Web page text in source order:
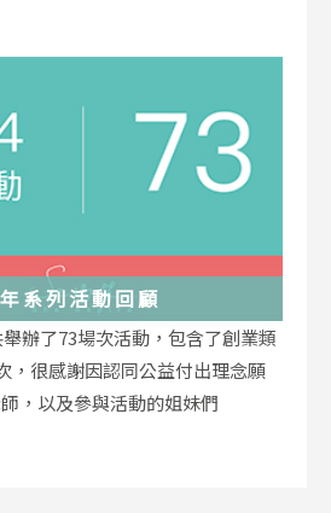
系列活動回顧
辦了73場次活動，包含了創業類
，很感謝因認同公益付出理念願
，以及參與活動的姐妹們